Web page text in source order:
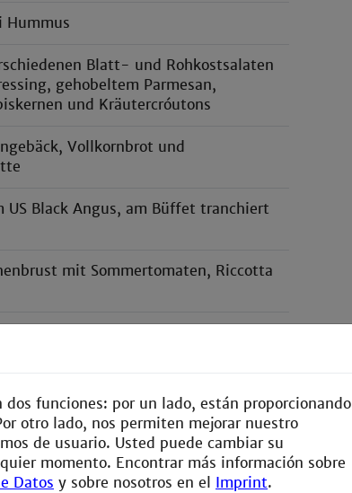
Hummus
Blatt- und Rohkostsalaten
gehobeltem Parmesan,
und Kräutercróutons
Vollkornbrot und
Black Angus, am Büffet tranchiert
mit Sommertomaten, Riccotta
BBQ- Marinade
bean
rotes Curry mit Kokos- Chips
funciones: por un lado, están proporcionando
otro lado, nos permiten mejorar nuestro
de usuario. Usted puede cambiar su
momento. Encontrar más información sobre
Datos y sobre nosotros en el Imprint.